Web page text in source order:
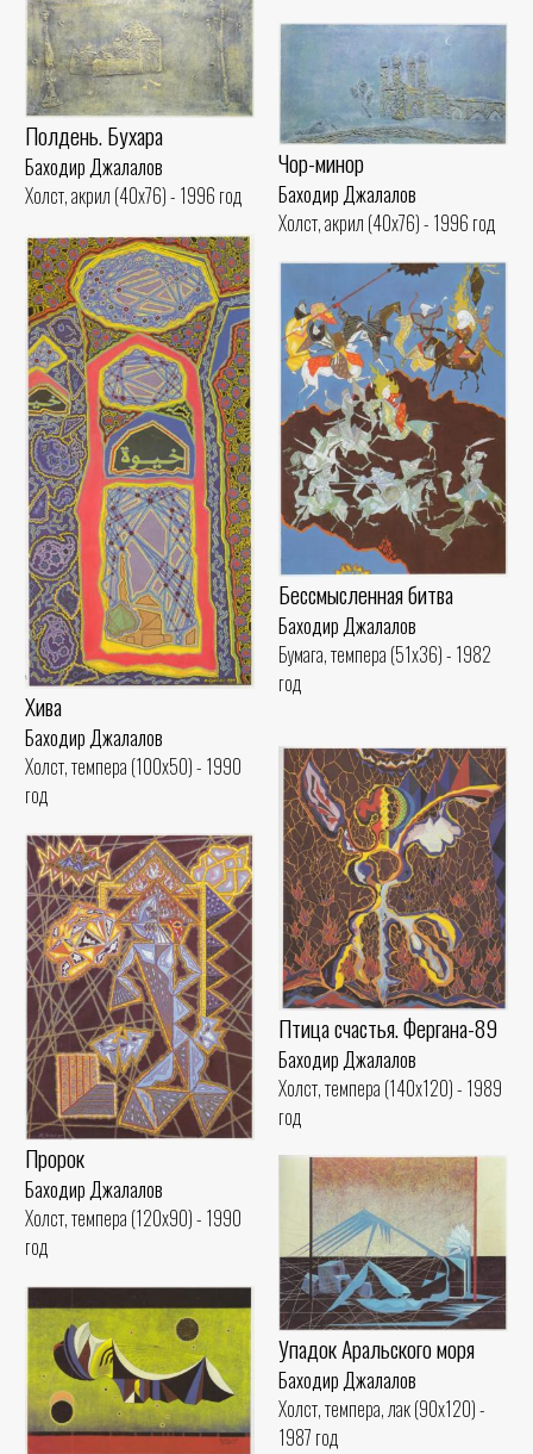
Полдень. Бухара
Баходир Джалалов
Холст, акрил (40x76) - 1996 год
Чор-минор
Баходир Джалалов
Холст, акрил (40x76) - 1996 год
Хива
Баходир Джалалов
Холст, темпера (100x50) - 1990
год
Бессмысленная битва
Баходир Джалалов
Бумага, темпера (51x36) - 1982
год
Птица счастья. Фергана-89
Баходир Джалалов
Холст, темпера (140x120) - 1989
год
Пророк
Баходир Джалалов
Холст, темпера (120x90) - 1990
год
Упадок Аральского моря
Баходир Джалалов
Холст, темпера, лак (90x120) -
1987 год